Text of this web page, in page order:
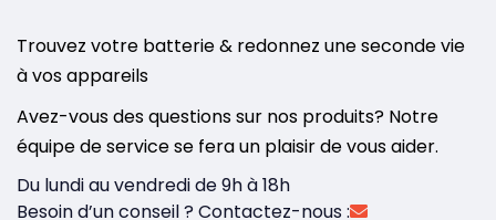
Trouvez votre batterie & redonnez une seconde vie
à vos appareils
Avez-vous des questions sur nos produits? Notre
équipe de service se fera un plaisir de vous aider.
Du lundi au vendredi de 9h à 18h
Besoin d’un conseil ? Contactez-nous :